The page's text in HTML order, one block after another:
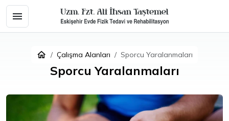
Çalışma Alanları Sporcu Yaralanmaları
Sporcu Yaralanmaları